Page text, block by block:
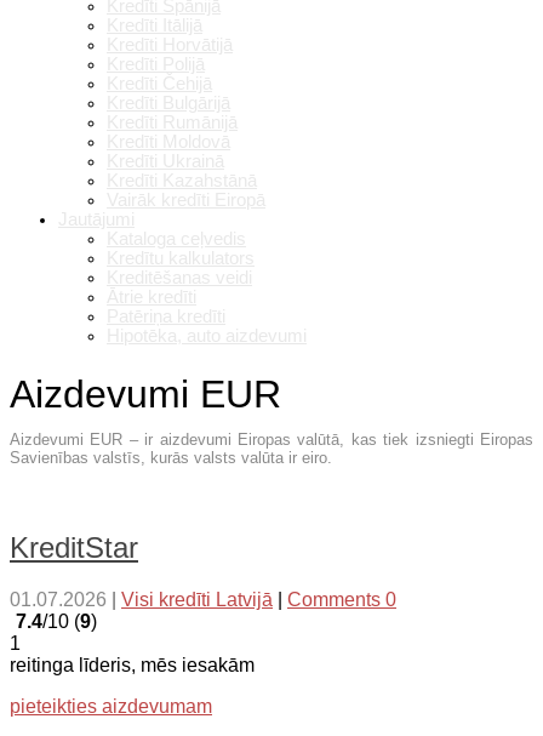
Aizdevumi EUR
Aizdevumi EUR – ir aizdevumi Eiropas valūtā, kas tiek izsniegti Eiropas
Savienības valstīs, kurās valsts valūta ir eiro.
KreditStar
01.07.2026 Visi kredīti Latvijā
Comments 0
7.4/10 (9)
1
reitinga līderis, mēs iesakām
pieteikties aizdevumam